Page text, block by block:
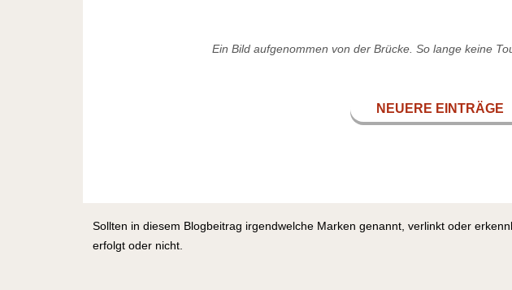
Ein Bild aufgenommen von der Brücke. So lange keine
NEUERE EINTRÄGE
Sollten in diesem Blogbeitrag irgendwelche Marken genannt, verlinkt oder
erfolgt oder nicht.